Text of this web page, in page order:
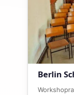
Berlin